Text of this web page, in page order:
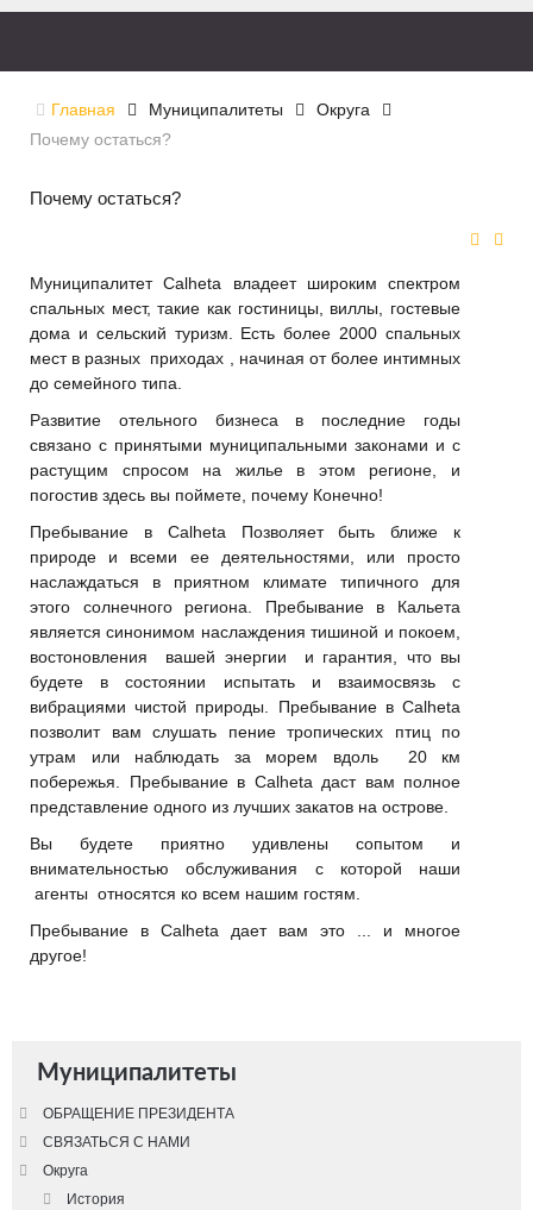
Главная Муниципалитеты
Округа
Почему остаться?
Почему остаться?
Муниципалитет Calheta владеет широким спектром
спальных мест, такие как гостиницы, виллы, гостевые
дома и сельский туризм. Есть более 2000 спальных
мест в разных приходах , начиная от более интимных
до семейного типа.
Развитие отельного бизнеса в последние годы
связано с принятыми муниципальными законами и с
растущим спросом на жилье в этом регионе, и
погостив здесь вы поймете, почему Конечно!
Пребывание в Calheta Позволяет быть ближе к
природе и всеми ее деятельностями, или просто
наслаждаться в приятном климате типичного для
этого солнечного региона. Пребывание в Кальета
является синонимом наслаждения тишиной и покоем,
востоновления вашей энергии и гарантия, что вы
будете в состоянии испытать и взаимосвязь с
вибрациями чистой природы. Пребывание в Calheta
позволит вам слушать пение тропических птиц по
утрам или наблюдать за морем вдоль 20 км
побережья. Пребывание в Calheta даст вам полное
представление одного из лучших закатов на острове.
Вы будете приятно удивлены сопытом и
внимательностью обслуживания с которой наши
агенты относятся ко всем нашим гостям.
Пребывание в Calheta дает вам это ... и многое
другое!
Муниципалитеты
ОБРАЩЕНИЕ ПРЕЗИДЕНТА
СВЯЗАТЬСЯ С НАМИ
Округа
История